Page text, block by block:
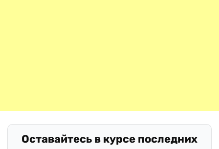
Оставайтесь в курсе последних